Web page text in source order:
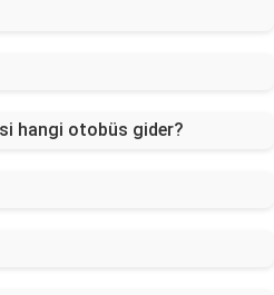
hangi otobüs gider?